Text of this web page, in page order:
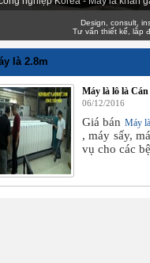
Design, consult,
Tư vấn thiết kế, lắp đặt,
là 2.8m
Máy là lô là
06/12/2016
Giá bán Máy
, máy sấy,
vụ cho các